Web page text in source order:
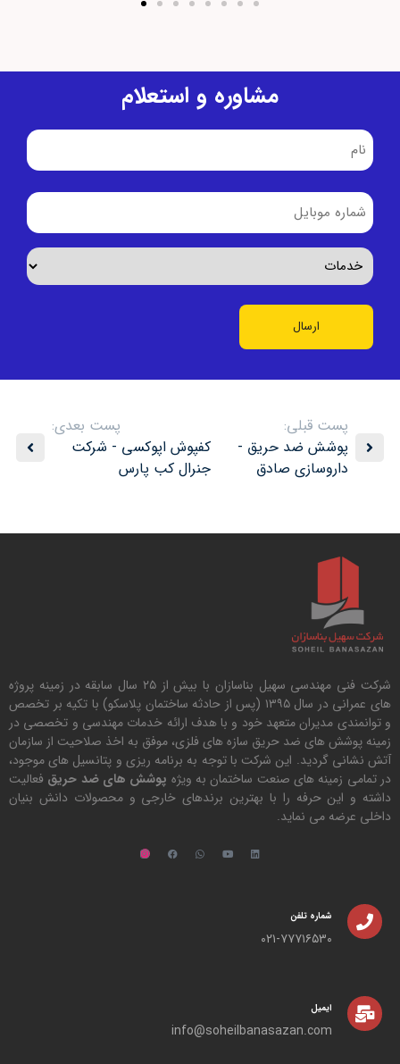
مشاوره و استعلام
نام
شماره
موبایل
(Required)
پست قبلی:
پوشش ضد حریق -
داروسازی صادق
پست بعدی:
کفپوش اپوکسی - شرکت
جنرال کب پارس
شرکت فنی مهندسی سهیل بناسازان با بیش از ۲۵ سال سابقه در زمینه پروژه
های عمرانی در سال ۱۳۹۵ (پس از حادثه ساختمان پلاسکو) با تکیه بر تخصص
و توانمندی مدیران متعهد خود و با هدف ارائه خدمات مهندسی و تخصصی در
زمینه پوشش های ضد حریق سازه های فلزی، موفق به اخذ صلاحیت از سازمان
آتش نشانی گردید. این شرکت با توجه به برنامه ریزی و پتانسیل های موجود،
در تمامی زمینه های صنعت ساختمان به ویژه پوشش های ضد حریق فعالیت
داشته و این حرفه را با بهترین برندهای خارجی و محصولات دانش بنیان
داخلی عرضه می نماید.
شماره تلفن
۰۲۱-۷۷۷۱۶۵۳۰
ایمیل
info@soheilbanasazan.com